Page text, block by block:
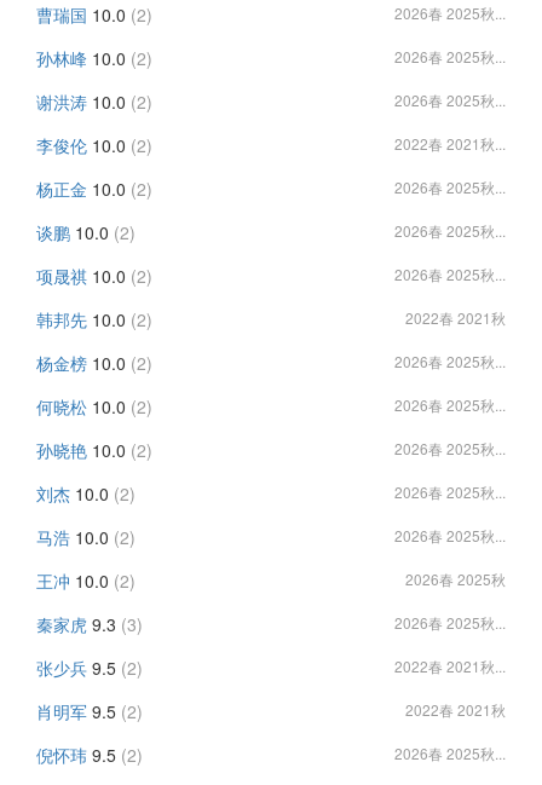
曹瑞国 10.0 (2) 2026春 2025秋...
孙林峰 10.0 (2) 2026春 2025秋...
谢洪涛 10.0 (2) 2026春 2025秋...
李俊伦 10.0 (2) 2022春 2021秋...
杨正金 10.0 (2) 2026春 2025秋...
谈鹏 10.0 (2) 2026春 2025秋...
项晟祺 10.0 (2) 2026春 2025秋...
韩邦先 10.0 (2) 2022春 2021秋
杨金榜 10.0 (2) 2026春 2025秋...
何晓松 10.0 (2) 2026春 2025秋...
孙晓艳 10.0 (2) 2026春 2025秋...
刘杰 10.0 (2) 2026春 2025秋...
马浩 10.0 (2) 2026春 2025秋...
王冲 10.0 (2) 2026春 2025秋
秦家虎 9.3 (3) 2026春 2025秋...
张少兵 9.5 (2) 2022春 2021秋...
肖明军 9.5 (2) 2022春 2021秋
倪怀玮 9.5 (2) 2026春 2025秋...